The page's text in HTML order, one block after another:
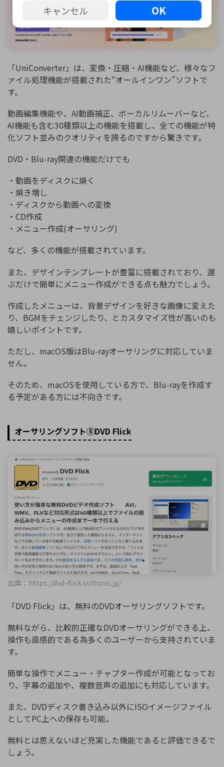
「UniConverter」は、変換・圧縮・AI機能など、様々なフ
ァイル処理機能が搭載された“オールインワン”ソフトで
す。
動画編集機能や、AI動画補正、ボーカルリムーバーなど、
AI機能も含む30種類以上の機能を搭載し、全ての機能が特
化ソフト並みのクオリティを誇るのですから驚きです。
DVD・Blu-ray関連の機能だけでも
・動画をディスクに焼く
・焼き増し
・ディスクから動画への変換
・CD作成
・メニュー作成(オーサリング)
など、多くの機能が搭載されています。
また、デザインテンプレートが豊富に搭載されており、選
ぶだけで簡単にメニュー作成ができる点も魅力でしょう。
作成したメニューは、背景デザインを好きな画像に変えた
り、BGMをチェンジしたり、とカスタマイズ性が高いのも
嬉しいポイントです。
ただし、macOS版はBlu-rayオーサリングに対応していま
せん。
そのため、macOSを使用している方で、Blu-rayを作成す
る予定がある方には不向きです。
オーサリングソフト⑤DVD Flick
出典：https://dvd-flick.softonic.jp/
「DVD Flick」は、無料のDVDオーサリングソフトです。
無料ながら、比較的正確なDVDオーサリングができる上、
操作も直感的である為多くのユーザーから支持されていま
す。
簡単な操作でメニュー・チャプター作成が可能となってお
り、字幕の追加や、複数音声の追加にも対応しています。
また、DVDディスク書き込み以外にISOイメージファイル
としてPC上への保存も可能。
無料とは思えないほど充実した機能であると評価できるで
しょう。
キャンセル OK